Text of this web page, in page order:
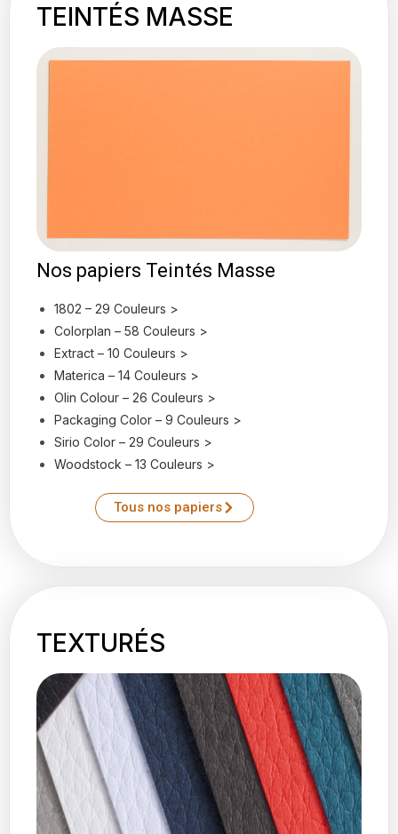
TEINTÉS MASSE
Nos papiers Teintés Masse
1802 – 29 Couleurs >
Colorplan – 58 Couleurs >
Extract – 10 Couleurs >
Materica – 14 Couleurs >
Olin Colour – 26 Couleurs >
Packaging Color – 9 Couleurs >
Sirio Color – 29 Couleurs >
Woodstock – 13 Couleurs >
Tous nos papiers
TEXTURÉS